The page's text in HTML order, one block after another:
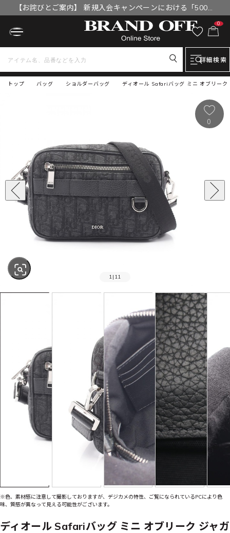
【お詫びとご案内】 新規入会キャンペーンにおける「500円
OFFクーポン」付与漏れと補填について
0
詳細検索
トップ ディオール Safariバッグ ミニ オブリー
バッグ ショルダーバッグ
SOLD OUT
1 | 11
0
※色、素材感に注意して撮影しておりますが、デジカメの特性、ご覧になられているPCにより色
味、質感が異なって見える可能性がございます。
ディオール Safariバッグ ミニ オブリーク ジャガ